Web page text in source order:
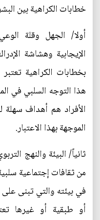
خطابات الكراهية بين
أولا/ الجهل وقلة
الإيجابية وهشاشة
بخطابات الكراهية
هذا التوجه السلبي في
الأفراد هم أهداف سهلة
الموجهة بهذا الاعتبار.
ثانياً/ البيئة والنهج
من ثقافات إجتماعية
في بيئته والتي تبنى
أو طبقية أو غيرها